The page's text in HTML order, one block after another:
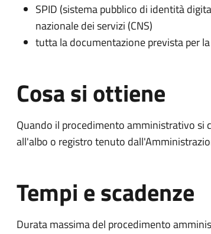
SPID (sistema pubblico di identità
nazionale dei servizi (CNS)
tutta la documentazione prevista per
Cosa si ottiene
Quando il procedimento amministrativo
all'albo o registro tenuto
Tempi e scadenze
Durata massima del procedimento